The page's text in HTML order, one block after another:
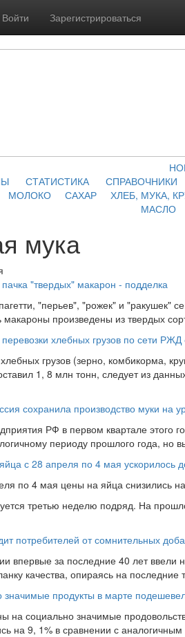
Войти Зарегистрироваться
СТАТИСТИКА
СПРАВОЧНИКИ
МОЛОКО САХАР
ХЛЕБ, МУКА,
МАСЛО
мука
"твердых" макарон - подделка
"перьев", "рожек" и "ракушек"
макароны произведены из твердых
хлебных грузов по сети
грузов (зерно, комбикорма,
1, 8 млн тонн, следует из
сохранила производство муки на
РФ в первом квартале этого
периоду прошлого года, но
с 28 апреля по 4 мая ускорилось
по 4 мая цены на яйца снизились
третью неделю подряд. На
потребителей от сомнительных
впервые за последние 40 лет
качества, опираясь на последние
продукты в марте
на социально значимые
на 9, 1% в сравнении с